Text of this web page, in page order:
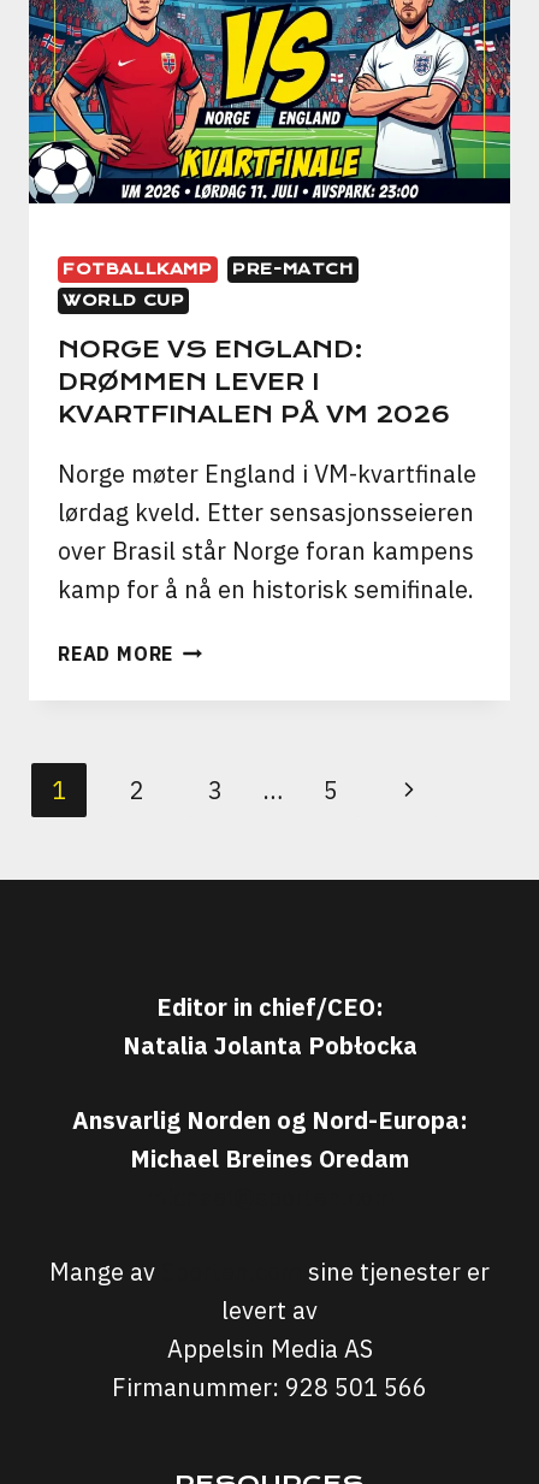
MØTES
I
HISTORISK
VM-
DRAMA
FOTBALLKAMP
PRE-MATCH
WORLD CUP
NORGE VS ENGLAND:
DRØMMEN LEVER I
KVARTFINALEN PÅ VM 2026
Norge møter England i VM-kvartfinale
lørdag kveld. Etter sensasjonsseieren
over Brasil står Norge foran kampens
kamp for å nå en historisk semifinale.
READ MORE NORGE
ENGLAND:
VM
PAGE
NAVIGATION
1 2 3 … 5
Next
Editor in chief/CEO:
Natalia Jolanta Pobłocka
Ansvarlig Norden og Nord-Europa:
Michael Breines Oredam
Mange av
sine tjenester er
levert av
Appelsin Media AS
Firmanummer: 928 501 566